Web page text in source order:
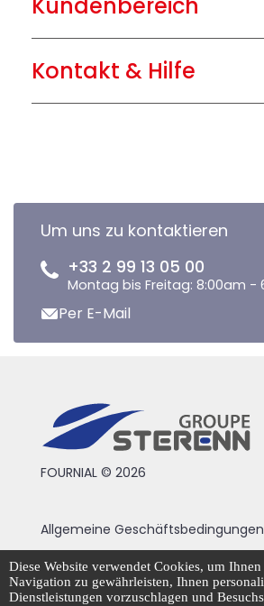
Kontakt & Hilfe
Um uns zu kontaktieren
+33 2 99 13 05 00
Montag bis Freitag: 8:00am -
Per E-Mail
FOURNIAL © 2026
Allgemeine Geschäftsbedingungen
Rechtliche Hinweise
Datenschutzrichtlinie
Diese Website verwendet Cookies, um
Navigation zu gewährleisten, Ihnen
Dienstleistungen vorzuschlagen und